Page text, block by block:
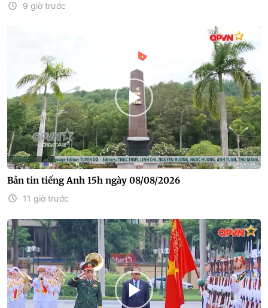
9 giờ trước
Bản tin tiếng Anh 15h ngày 08/08/2026
11 giờ trước